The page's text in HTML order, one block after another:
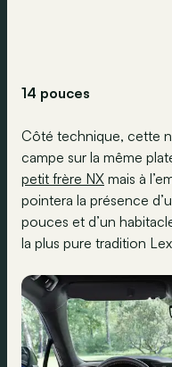
14 pouces
Côté technique, cette
campe sur la même
petit frère NX mais à
pointera la présence
pouces et d’un
la plus pure tradition